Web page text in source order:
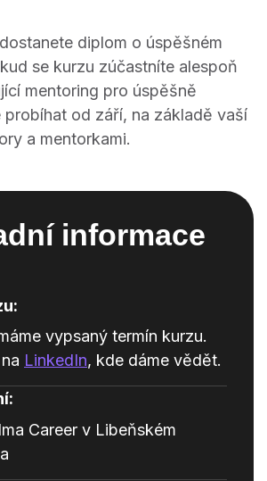
diplom o úspěšném
se kurzu zúčastníte alespoň
mentoring pro úspěšně
probíhat od září, na základě vaší
a mentorkami.
informace
vypsaný termín kurzu.
LinkedIn, kde dáme vědět.
Career v Libeňském